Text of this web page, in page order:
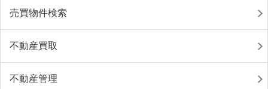
売買物件検索
不動産買取
不動産管理